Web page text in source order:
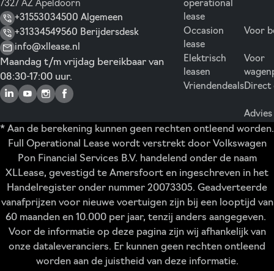
7327 AZ Apeldoorn
+31553034500 Algemeen
+31334549560 Berijdersdesk
info@xllease.nl
Maandag t/m vrijdag bereikbaar van
08:30-17:00 uur.
operational
lease
Occasion
lease
Elektrisch
leasen
Vriendendeals
Voor
Voor
Direct
* Aan de berekening kunnen geen rechten ontleend worden.
Full Operational Lease wordt verstrekt door Volkswagen
Pon Financial Services B.V. handelend onder de naam
XLLease, gevestigd te Amersfoort en ingeschreven in het
Handelregister onder nummer 20073305. Geadverteerde
vanafprijzen voor nieuwe voertuigen zijn bij een looptijd van
60 maanden en 10.000 per jaar, tenzij anders aangegeven.
Voor de informatie op deze pagina zijn wij afhankelijk van
onze dataleveranciers. Er kunnen geen rechten ontleend
worden aan de juistheid van deze informatie.